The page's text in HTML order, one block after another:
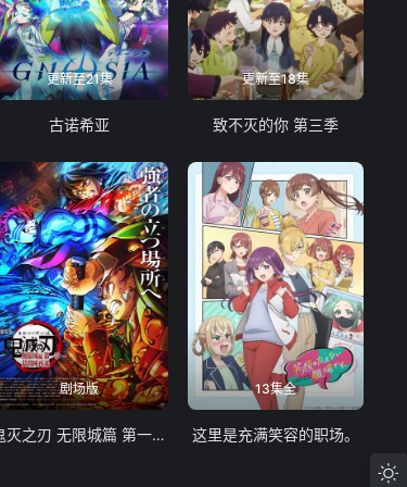
更新至21集
古诺希亚
更新至18集
致不灭的你 第三季
剧场版
鬼灭之刃 无限城篇 第一章 猗窝座再袭
13集全
这里是充满笑容的职场。